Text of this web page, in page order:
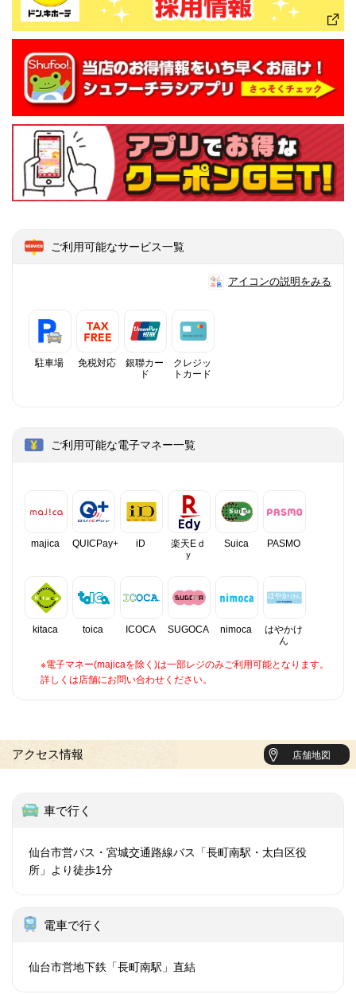
ご利用可能なサービス一覧
アイコンの説明をみる
駐車場 免税対応
銀聯カー
ド
クレジッ
トカード
ご利用可能な電子マネー一覧
majica QUICPay+ iD
楽天Eｄ
ｙ
Suica PASMO
kitaca toica ICOCA SUGOCA nimoca
はやかけ
ん
※電子マネー(majicaを除く)は一部レジのみご利用可能となります。
詳しくは店舗にお問い合わせください。
アクセス情報 店舗地図
車で行く
仙台市営バス・宮城交通路線バス「長町南駅・太白区役
所」より徒歩1分
電車で行く
仙台市営地下鉄「長町南駅」直結